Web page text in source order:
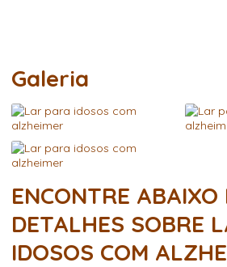
Galeria
ENCONTRE ABAIXO
DETALHES SOBRE
IDOSOS COM